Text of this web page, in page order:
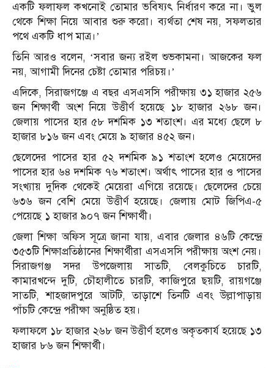
একটি ফলাফল কখনোই তোমার ভবিষ্যৎ নির্ধারণ করে না। ভুল
থেকে শিক্ষা নিয়ে আবার শুরু করো। ব্যর্থতা শেষ নয়, সফলতার
পথে একটি ধাপ মাত্র।’
তিনি আরও বলেন, ‘সবার জন্য রইল শুভকামনা। আজকের ফল
নয়, আগামী দিনের চেষ্টা তোমার পরিচয়।’
এদিকে, সিরাজগঞ্জে এ বছর এসএসসি পরীক্ষায় ৩১ হাজার ২৫৬
জন শিক্ষার্থী অংশ নিয়ে উত্তীর্ণ হয়েছে ১৮ হাজার ২৬৮ জন।
জেলায় পাসের হার ৫৮ দশমিক ১৩ শতাংশ। এর মধ্যে ছেলে ৮
হাজার ৮১৬ জন এবং মেয়ে ৯ হাজার ৪৫২ জন।
ছেলেদের পাসের হার ৫২ দশমিক ৯১ শতাংশ হলেও মেয়েদের
পাসের হার ৬৪ দশমিক ৭৬ শতাংশ। অর্থাৎ পাসের হার ও পাসের
সংখ্যায় দুদিক থেকেই মেয়েরা এগিয়ে রয়েছে। ছেলেদের চেয়ে
৬৩৬ জন বেশি মেয়ে উত্তীর্ণ হয়েছে। জেলায় মোট জিপিএ-৫
পেয়েছে ১ হাজার ৯০৭ জন শিক্ষার্থী।
জেলা শিক্ষা অফিস সূত্রে জানা যায়, এবার জেলার ৪৬টি কেন্দ্রে
৩৫৩টি শিক্ষাপ্রতিষ্ঠানের শিক্ষার্থীরা এসএসসি পরীক্ষায় অংশ নেয়।
সিরাজগঞ্জ সদর উপজেলায় সাতটি, বেলকুচিতে চারটি,
কামারখন্দে দুটি, চৌহালীতে চারটি, কাজিপুরে ছয়টি, রায়গঞ্জে
সাতটি, শাহজাদপুরে আটটি, তাড়াশে তিনটি এবং উল্লাপাড়ায়
পাঁচটি কেন্দ্রে পরীক্ষা অনুষ্ঠিত হয়।
ফলাফলে ১৮ হাজার ২৬৮ জন উত্তীর্ণ হলেও অকৃতকার্য হয়েছে ১৩
হাজার ৮৬ জন শিক্ষার্থী।